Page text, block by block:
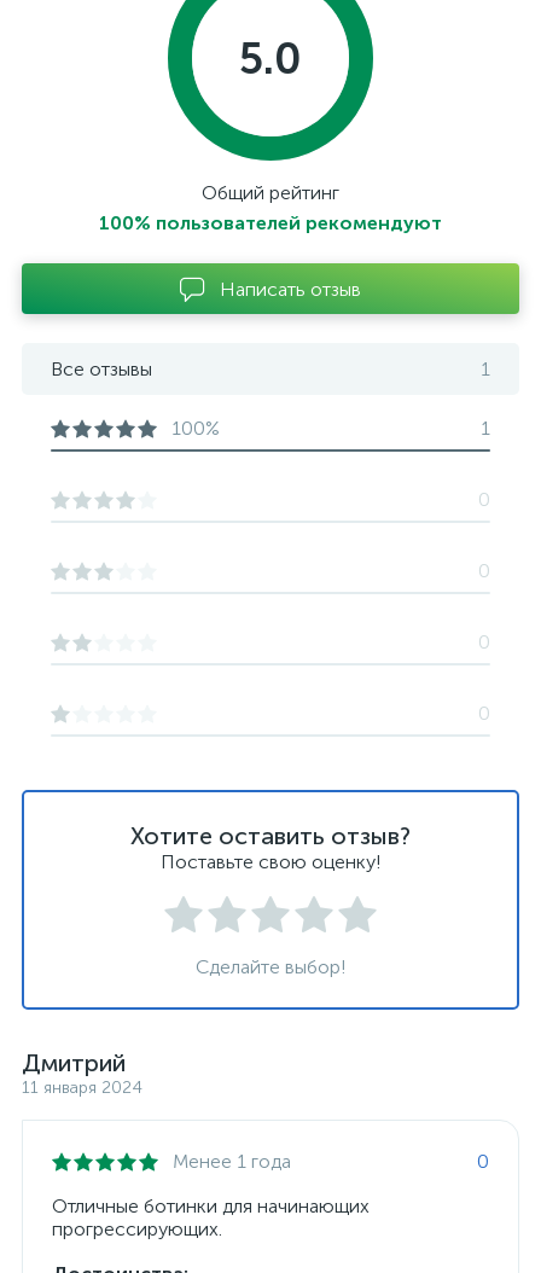
Хотите оставить отзыв?
Поставьте свою оценку!
Сделайте выбор!
Дмитрий
11 января 2024
Менее 1 года
0
Отличные ботинки для начинающих
прогрессирующих.
5.0
Общий рейтинг
100% пользователей рекомендуют
Написать отзыв
Все отзывы 1
100% 1
0
0
0
0